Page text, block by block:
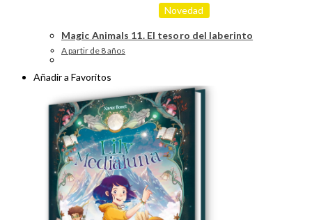
Novedad
Magic Animals 11. El tesoro del laberinto
A partir de 8 años
Añadir a Favoritos